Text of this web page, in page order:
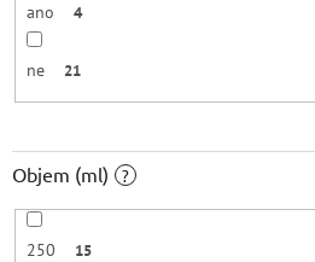
ano 4
ne 21
Objem (ml) ?
250 15